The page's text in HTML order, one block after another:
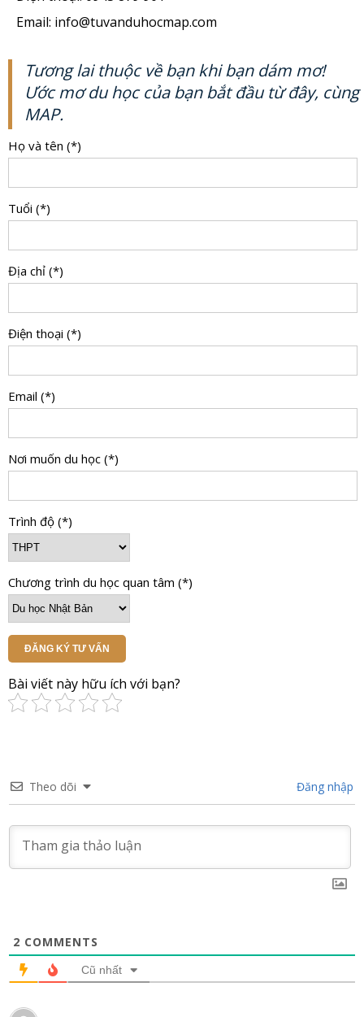
Email: info@tuvanduhocmap.com
Tương lai thuộc về bạn khi bạn dám mơ!
Ước mơ du học của bạn bắt đầu từ đây, cùng
MAP.
Họ và tên (*)
Tuổi (*)
Địa chỉ (*)
Điện thoại (*)
Email (*)
Nơi muốn du học (*)
Trình độ (*)
Chương trình du học quan tâm (*)
ĐĂNG KÝ TƯ VẤN
Bài viết này hữu ích với bạn?
Theo dõi Đăng nhập
2 COMMENTS
Cũ nhất